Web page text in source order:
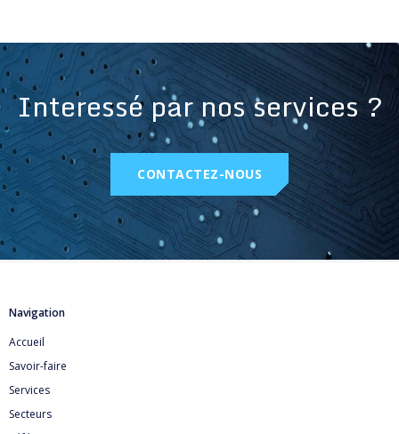
Interessé par nos services ?
CONTACTEZ-NOUS
Navigation
Accueil
Savoir-faire
Services
Secteurs